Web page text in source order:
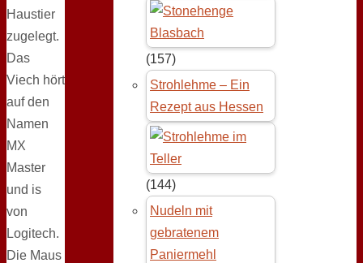
Haustier
zugelegt.
Das
Viech hört
auf den
Namen
MX
Master
und is
von
Logitech.
Die Maus
(157)
Strohlehme – Ein
Rezept aus Hessen
(144)
Nudeln mit
gebratenem
Paniermehl